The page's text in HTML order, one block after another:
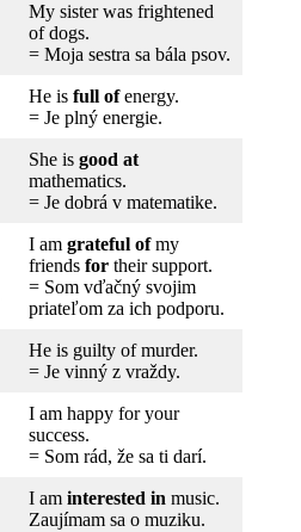
My sister was frightened
of dogs.
= Moja sestra sa bála psov.
He is full ofenergy.
= Je plný energie.
She is good at
mathematics.
= Je dobrá v matematike.
I am grateful ofmy
friends for their support.
= Som vďačný svojim
priateľom za ich podporu.
He is guilty of murder.
= Je vinný z vraždy.
I am happy for your
success.
= Som rád, že sa ti darí.
I am interested in music.
Zaujímam sa o muziku.